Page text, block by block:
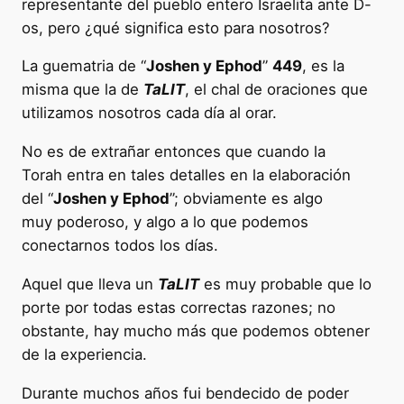
representante del pueblo entero Israelita ante D-
os, pero ¿qué significa esto para nosotros?
La guematria de “Joshen y Ephod” 449, es la
misma que la de TaLIT, el chal de oraciones que
utilizamos nosotros cada día al orar.
No es de extrañar entonces que cuando la
Torah entra en tales detalles en la elaboración
del “Joshen y Ephod”; obviamente es algo
muy poderoso, y algo a lo que podemos
conectarnos todos los días.
Aquel que lleva un TaLITes muy probable que lo
porte por todas estas correctas razones; no
obstante, hay mucho más que podemos obtener
de la experiencia.
Durante muchos años fui bendecido de poder